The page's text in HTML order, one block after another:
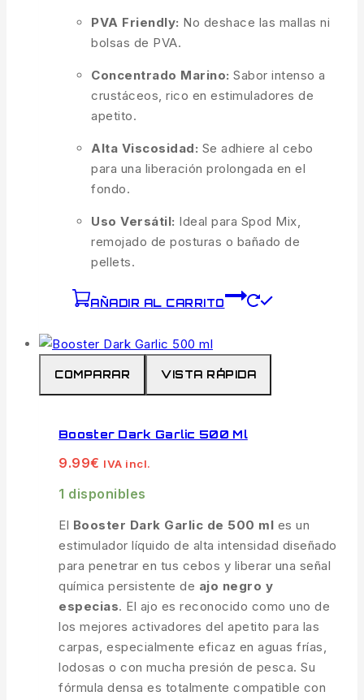
PVA Friendly: No deshace las mallas ni
bolsas de PVA.
Concentrado Marino: Sabor intenso a
crustáceos, rico en estimuladores de
apetito.
Alta Viscosidad: Se adhiere al cebo
para una liberación prolongada en el
fondo.
Uso Versátil: Ideal para Spod Mix,
remojado de posturas o bañado de
pellets.
AÑADIR AL CARRITO
COMPARAR VISTA RÁPIDA
Booster Dark Garlic 500 Ml
9.99€ IVA incl.
1 disponibles
El Booster Dark Garlic de 500 ml es un
estimulador líquido de alta intensidad diseñado
para penetrar en tus cebos y liberar una señal
química persistente de ajo negro y
especias. El ajo es reconocido como uno de
los mejores activadores del apetito para las
carpas, especialmente eficaz en aguas frías,
lodosas o con mucha presión de pesca. Su
fórmula densa es totalmente compatible con